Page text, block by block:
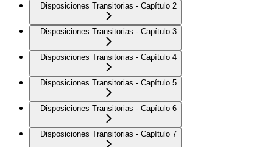
Disposiciones Transitorias - Capítulo 2
Disposiciones Transitorias - Capítulo 3
Disposiciones Transitorias - Capítulo 4
Disposiciones Transitorias - Capítulo 5
Disposiciones Transitorias - Capítulo 6
Disposiciones Transitorias - Capítulo 7